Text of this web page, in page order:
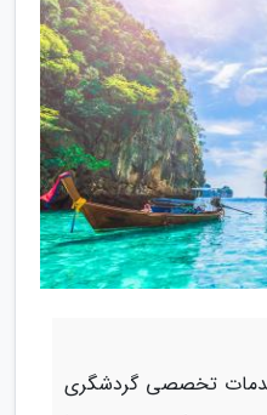
تخصصی گردشگری